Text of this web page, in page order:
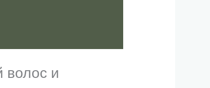
волос и